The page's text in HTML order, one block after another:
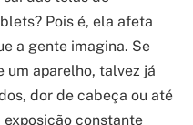
Pois é, ela afeta
a gente imagina. Se
um aparelho, talvez já
dor de cabeça ou até
constante